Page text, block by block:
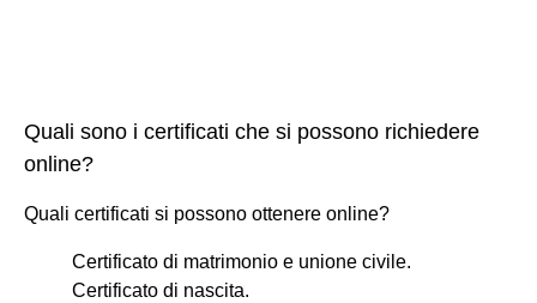
Quali sono i certificati che si possono richiedere
online?
Quali certificati si possono ottenere online?
Certificato di matrimonio e unione civile.
Certificato di nascita.